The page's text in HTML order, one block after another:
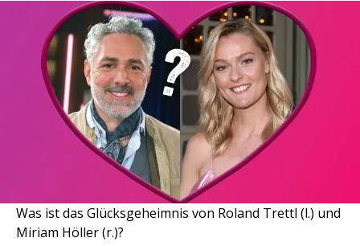
Was ist das Glücksgeheimnis von Roland Trettl (l.) und
Miriam Höller (r.)?